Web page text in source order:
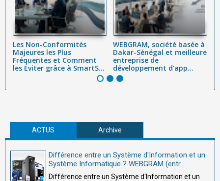
Les Non-Conformités
Majeures les Plus
Fréquentes et Comment
les Éviter grâce à SmartS...
WEBGRAM, société basée à
Dakar-Sénégal et meilleure
entreprise de
développement d’app...
ACTUS Archive
Différence entre un Système d'Information et un
Système Informatique ? WEBGRAM (entr...
Différence entre un Système d'Information et un